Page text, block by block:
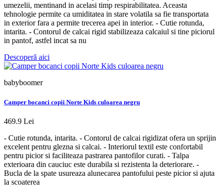
umezelii, mentinand in acelasi timp respirabilitatea. Aceasta
tehnologie permite ca umiditatea in stare volatila sa fie transportata
in exterior fara a permite trecerea apei in interior. - Cutie rotunda,
intarita. - Contorul de calcai rigid stabilizeaza calcaiul si tine piciorul
in pantof, astfel incat sa nu
Descoperă aici
babyboomer
Camper bocanci copii Norte Kids culoarea negru
469.9 Lei
- Cutie rotunda, intarita. - Contorul de calcai rigidizat ofera un sprijin
excelent pentru glezna si calcai. - Interiorul textil este confortabil
pentru picior si faciliteaza pastrarea pantofilor curati. - Talpa
exterioara din cauciuc este durabila si rezistenta la deteriorare. -
Bucla de la spate usureaza alunecarea pantofului peste picior si ajuta
la scoaterea